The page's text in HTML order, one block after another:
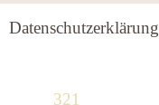
Datenschutzerklärung
321